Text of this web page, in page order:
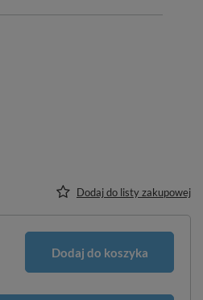
Dodaj do listy zakupowej
Dodaj do koszyka